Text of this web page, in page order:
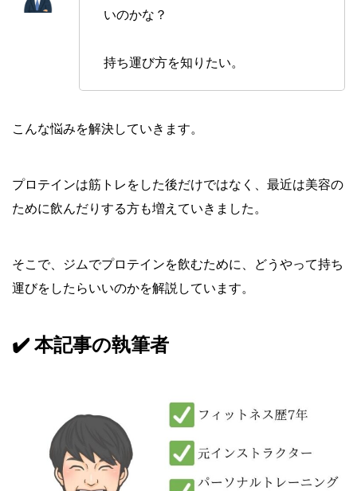
いのかな？
持ち運び方を知りたい。
こんな悩みを解決していきます。
プロテインは筋トレをした後だけではなく、最近は美容の
ために飲んだりする方も増えていきました。
そこで、ジムでプロテインを飲むために、どうやって持ち
運びをしたらいいのかを解説しています。
✔️ 本記事の執筆者